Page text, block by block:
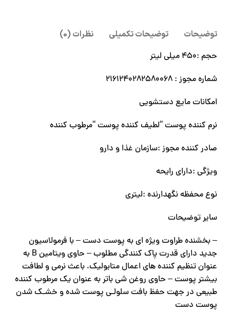
توضیحات توضیحات تکمیلی
نظرات (0)
حجم :۴۵۰ میلی لیتر
شماره مجوز : ۲۱۶۱۲۴۰۲۸۲۵۸۰۰۶۸
امکانات مایع دستشویی
نرم کننده پوست “لطیف کننده پوست “مرطوب کننده
صادر کننده مجوز :سازمان غذا و دارو
ویژگی :دارای رایحه
نوع محفظه نگهدارنده :لیتری
سایر توضیحات
– بخشنده طراوت ویژه ای به پوست دست – با فرمولاسیون
جدید دارای قدرت پاک کنندگی مطلوب – حاوی ویتامین B به
عنوان تنظیم کننده های اعمال متابولیک، باعث نرمی و لطافت
بیشتر پوست – حاوی روغن شی باتر به عنوان یک مرطوب کننده
طبیعی در جهت حفظ بافت سلولـی پوست شده و خشـک شدن
پوست دست